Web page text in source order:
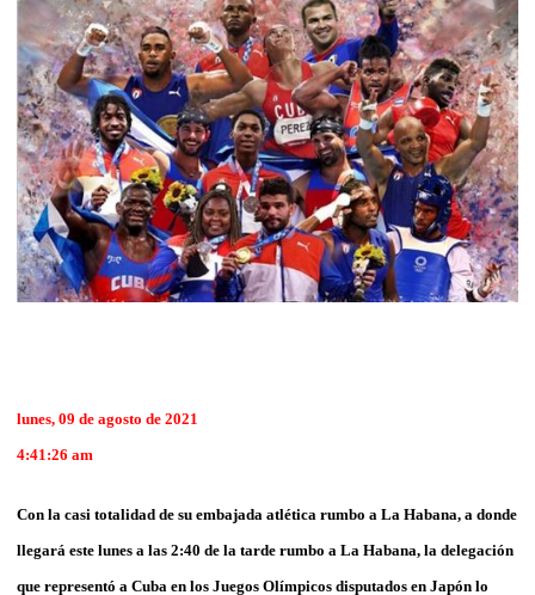
lunes, 09 de agosto de 2021
4:41:26 am
Con la casi totalidad de su embajada atlética rumbo a La Habana, a donde
llegará este lunes a las 2:40 de la tarde rumbo a La Habana, la delegación
que representó a Cuba en los Juegos Olímpicos disputados en Japón lo